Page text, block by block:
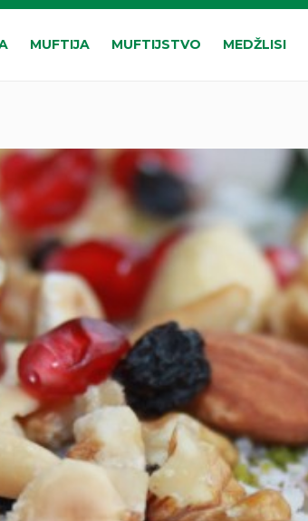
MUFTIJA MUFTIJSTVO MEDŽLISI